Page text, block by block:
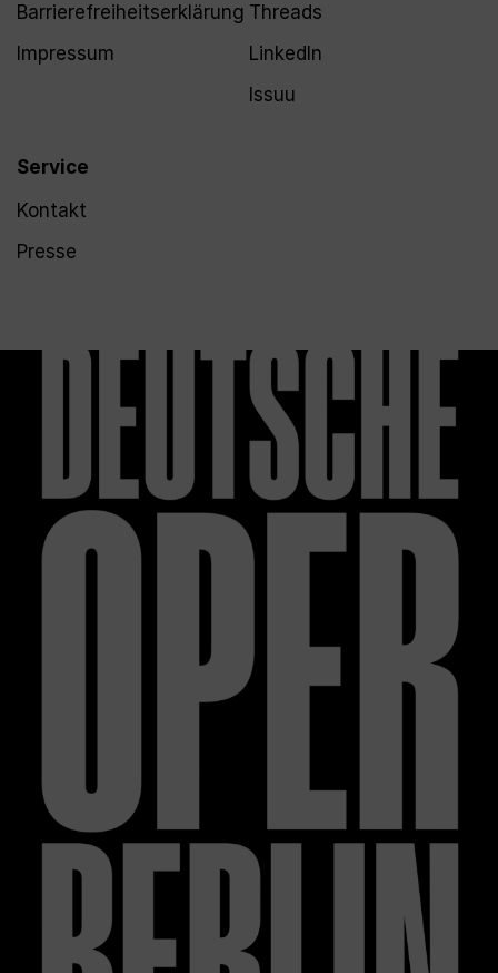
Barrierefreiheitserklärung
Impressum
Service
Kontakt
Presse
Threads
LinkedIn
Issuu